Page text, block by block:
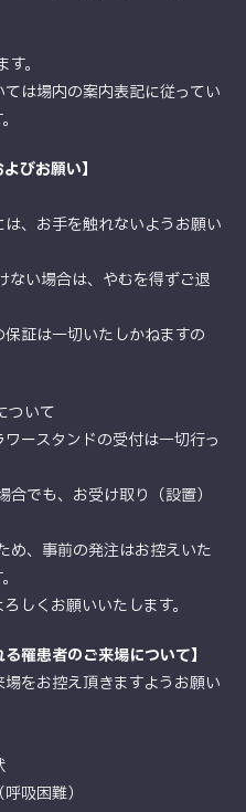
。
は場内の案内表記に従ってい
びお願い】
、お手を触れないようお願い
ない場合は、やむを得ずご退
証は一切いたしかねますの
ついて
ースタンドの受付は一切行っ
でも、お受け取り（設置）
め、事前の発注はお控えいた
しくお願いいたします。
罹患者のご来場について】
をお控え頂きますようお願い
吸困難）